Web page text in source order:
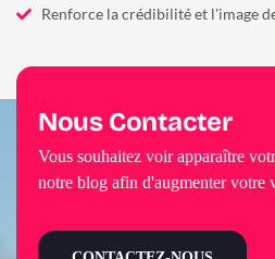
Renforce la crédibilité et l'image
Nous Contacter
Vous souhaitez voir apparaître
notre blog afin d'augmenter votre